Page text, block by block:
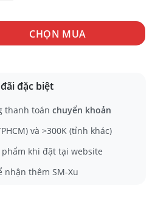
lượngCHỌN MUA
đặc biệt
thanh toán chuyển khoản
và >300K (tỉnh khác)
khi đặt tại website
nhận thêm SM-Xu